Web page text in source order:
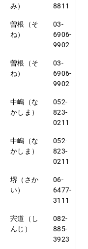
み）
8811
曽根（そ
ね）
03-
6906-
9902
曽根（そ
ね）
03-
6906-
9902
中嶋（な
かしま）
052-
823-
0211
中嶋（な
かしま）
052-
823-
0211
堺（さか
い）
06-
6477-
3111
宍道（し
んじ）
082-
885-
3923